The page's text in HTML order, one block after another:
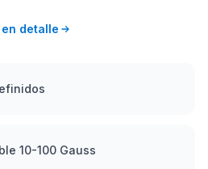
detalle
10-100 Gauss